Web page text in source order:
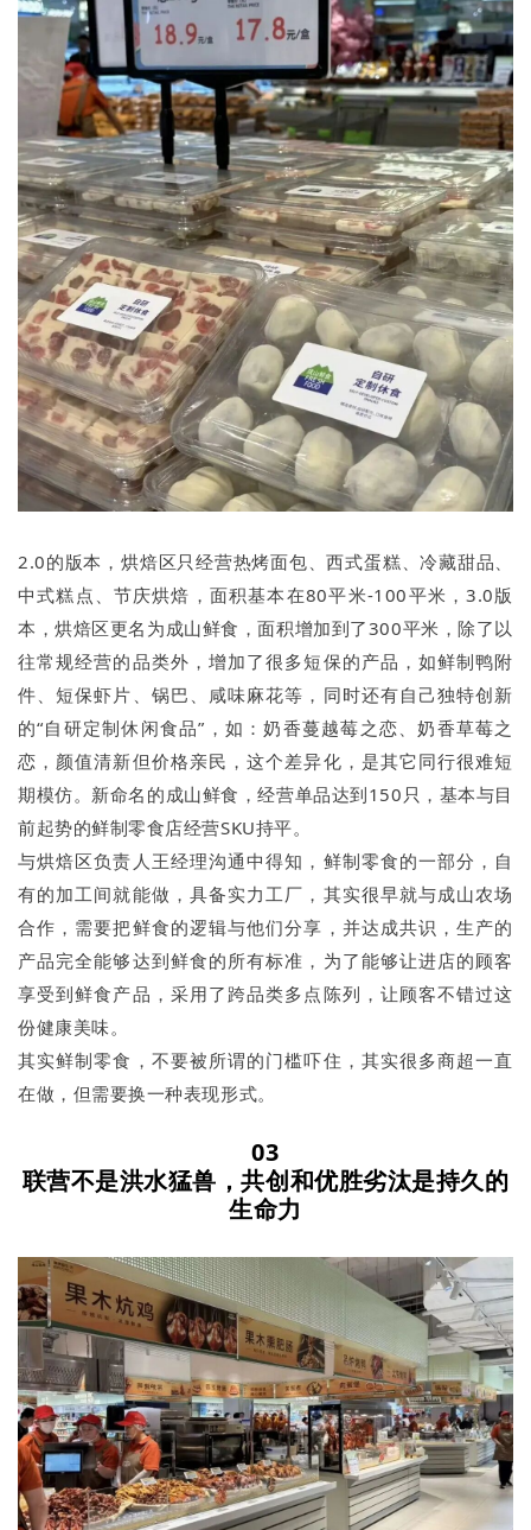
2.0的版本，烘焙区只经营热烤面包、西式蛋糕、冷藏甜品、
中式糕点、节庆烘焙，面积基本在80平米-100平米，3.0版
本，烘焙区更名为成山鲜食，面积增加到了300平米，除了以
往常规经营的品类外，增加了很多短保的产品，如鲜制鸭附
件、短保虾片、锅巴、咸味麻花等，同时还有自己独特创新
的“自研定制休闲食品”，如：奶香蔓越莓之恋、奶香草莓之
恋，颜值清新但价格亲民，这个差异化，是其它同行很难短
期模仿。新命名的成山鲜食，经营单品达到150只，基本与目
前起势的鲜制零食店经营SKU持平。
与烘焙区负责人王经理沟通中得知，鲜制零食的一部分，自
有的加工间就能做，具备实力工厂，其实很早就与成山农场
合作，需要把鲜食的逻辑与他们分享，并达成共识，生产的
产品完全能够达到鲜食的所有标准，为了能够让进店的顾客
享受到鲜食产品，采用了跨品类多点陈列，让顾客不错过这
份健康美味。
其实鲜制零食，不要被所谓的门槛吓住，其实很多商超一直
在做，但需要换一种表现形式。
03
联营不是洪水猛兽，共创和优胜劣汰是持久的
生命力